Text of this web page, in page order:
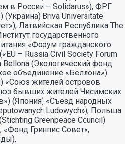
в России – Solidarus»), ФРГ
(Украина) Briva Universitate
Латвийская Республика The
государственного
«Форум гражданского
– Russia Civil Society Forum
(Экологический фонд
объединение «Беллона»)
«Союз жителей островов
бывших жителей Чисимских
(Япония) «Съезд народных
Ludowych»), Польша
Greenpeace Council)
«Фонд Гринпис Совет»,